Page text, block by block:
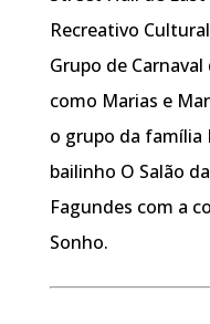
Recreativo
Grupo de
como Marias e
o grupo da família
bailinho O Salão
Fagundes com a
Sonho.